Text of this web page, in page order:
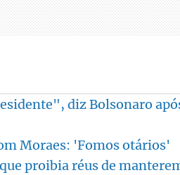
diz Bolsonaro
Moraes: 'Fomos otários'
proibia réus de